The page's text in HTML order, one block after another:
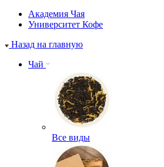
Академия Чая
Университет Кофе
Назад на главную
Чай
Все виды